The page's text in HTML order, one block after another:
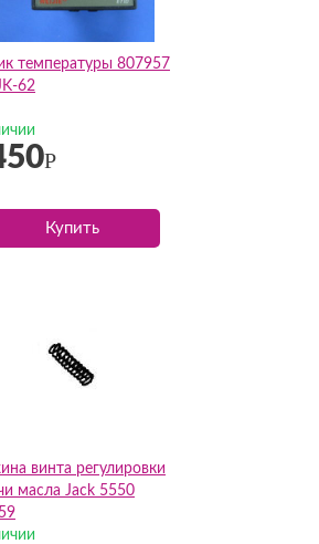
температуры 807957
62
Р
Купить
винта регулировки
масла Jack 5550